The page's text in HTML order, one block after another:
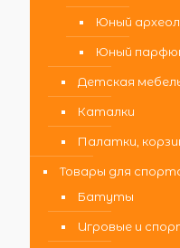
Юный
Юный
Детская
Каталки
Палатки,
Товары для
Батуты
Игровые и